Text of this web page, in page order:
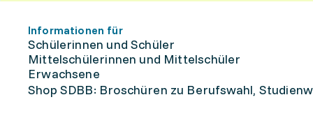
Informationen für
Schülerinnen und Schüler
Mittelschülerinnen und Mittelschüler
Erwachsene
Shop SDBB: Broschüren zu Berufswahl,